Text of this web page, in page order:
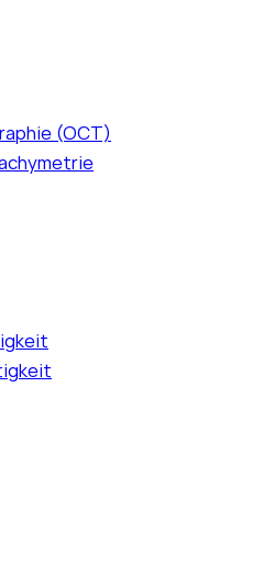
(OCT)